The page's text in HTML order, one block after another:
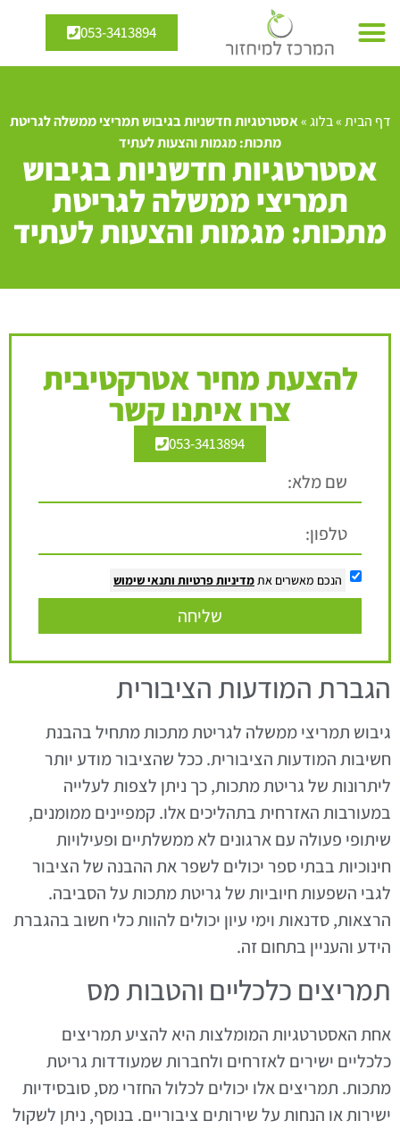
053-3413894
דף הבית»בלוג»אסטרטגיות חדשניות בגיבוש תמריצי ממשלה לגריטת
מתכות: מגמות והצעות לעתיד
אסטרטגיות חדשניות בגיבוש
תמריצי ממשלה לגריטת
מתכות: מגמות והצעות לעתיד
להצעת מחיר אטרקטיבית
צרו איתנו קשר
053-3413894
הנכם מאשרים את מדיניות פרטיות ותנאי שימוש
שליחה
הגברת המודעות הציבורית
גיבוש תמריצי ממשלה לגריטת מתכות מתחיל בהבנת
חשיבות המודעות הציבורית. ככל שהציבור מודע יותר
ליתרונות של גריטת מתכות, כך ניתן לצפות לעלייה
במעורבות האזרחית בתהליכים אלו. קמפיינים ממומנים,
שיתופי פעולה עם ארגונים לא ממשלתיים ופעילויות
חינוכיות בבתי ספר יכולים לשפר את ההבנה של הציבור
לגבי השפעות חיוביות של גריטת מתכות על הסביבה.
הרצאות, סדנאות וימי עיון יכולים להוות כלי חשוב בהגברת
הידע והעניין בתחום זה.
תמריצים כלכליים והטבות מס
אחת האסטרטגיות המומלצות היא להציע תמריצים
כלכליים ישירים לאזרחים ולחברות שמעודדות גריטת
מתכות. תמריצים אלו יכולים לכלול החזרי מס, סובסידיות
ישירות או הנחות על שירותים ציבוריים. בנוסף, ניתן לשקול